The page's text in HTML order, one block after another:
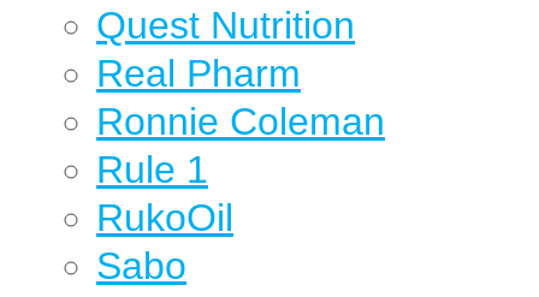
Quest Nutrition
Real Pharm
Ronnie Coleman
Rule 1
RukoOil
Sabo